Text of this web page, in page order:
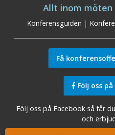
Allt inom möten
Konferensguiden |
Få
Följ oss på
Följ oss på Facebook så får
och
Sök konferensanläggningar